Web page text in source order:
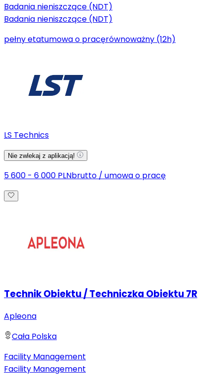
Badania nieniszczące (NDT)
Badania nieniszczące (NDT)
pełny etatumowa o pracęrównoważny (12h)
LS Technics
Nie zwlekaj z aplikacją!
5 600 - 6 000 PLNbrutto / umowa o pracę
Technik Obiektu / Techniczka Obiektu 7R
Apleona
Cała Polska
Facility Management
Facility Management